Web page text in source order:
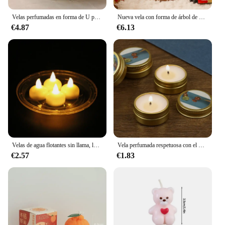
any celebration.
Velas perfumadas en forma de U para decoración del hogar, vela geométrica de puente arcoíris, decoración de habitación, Velas de Aroma decorativas para habitación, nuevas
€4.87
Nueva vela con forma de árbol de Navidad, vela de aromaterapia, velas perfumadas de Navidad, velas hechas a mano, regalo, decoración del hogar, vela de navidad
€6.13
Velas de agua flotantes sin llama, luz LED parpadeante, Lámpara electrónica romántica para boda, fiesta, bañera, piscina, Velas Decorativas
€2.57
Vela perfumada respetuosa con el medio ambiente, vela de aromaterapia para sellado de cera Natural, decoración de velas, accesorio de sello de sellado DIY
€1.83